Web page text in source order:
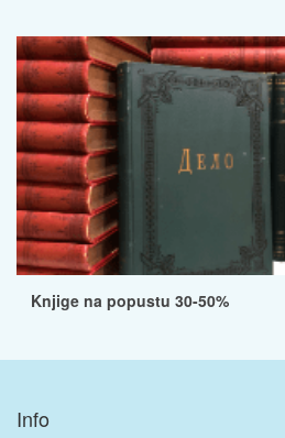
Knjige na popustu 30-50%
Info